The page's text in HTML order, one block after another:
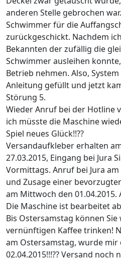
anderen Stelle gebrochen
Schwimmer für die
zurückgeschickt. Nachdem
Bekannten der zufällig die
Schwimmer ausleihen
Betrieb nehmen. Also,
Anleitung gefüllt und jetzt
Störung 5.
Wieder Anruf bei der Hotline
ich müsste die Maschine
Spiel neues Glück!!??
Versandaufkleber erhalten
27.03.2015, Eingang bei Jura
Vormittags. Anruf bei Jura
und Zusage einer
am Mittwoch den
Die Maschine ist bearbeitet
Bis Ostersamstag können Sie
vernünftigen Kaffee trinken!
am Ostersamstag, wurde
02.04.2015!!!?? Versand noch